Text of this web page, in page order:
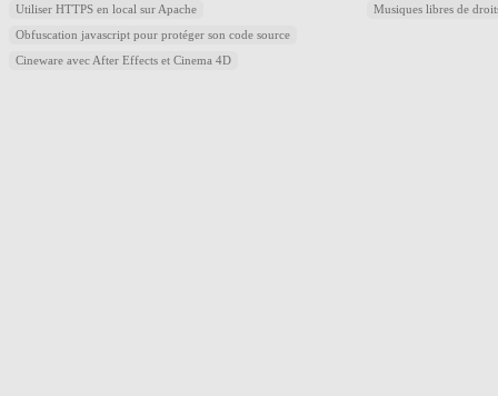
Utiliser HTTPS en local sur Apache
Obfuscation javascript pour protéger son code source
Cineware avec After Effects et Cinema 4D
Musiques libres de